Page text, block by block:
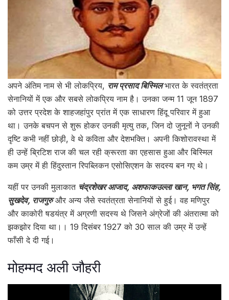
अपने अंतिम नाम से भी लोकप्रिय, राम प्रसाद बिस्मिलभारत के स्वतंत्रता
सेनानियों में एक और सबसे लोकप्रिय नाम है। उनका जन्म 11 जून 1897
को उत्तर प्रदेश के शाहजहांपुर प्रांत में एक साधारण हिंदू परिवार में हुआ
था। उनके बचपन से शुरू होकर उनकी मृत्यु तक, जिन दो जुनूनों ने उनकी
दृष्टि कभी नहीं छोड़ी, वे थे कविता और देशभक्ति। अपनी किशोरावस्था में
ही उन्हें ब्रिटिश राज की चल रही क्रूरता का एहसास हुआ और बिस्मिल
कम उम्र में ही हिंदुस्तान रिपब्लिकन एसोसिएशन के सदस्य बन गए थे।
यहीं पर उनकी मुलाकात चंद्रशेखर आजाद, अशफाकउल्ला खान, भगत सिंह,
सुखदेव, राजगुरुऔर अन्य जैसे स्वतंत्रता सेनानियों से हुई। वह मणिपुर
और काकोरी षडयंत्र में अग्रणी सदस्य थे जिसने अंग्रेजों की अंतरात्मा को
झकझोर दिया था।। 19 दिसंबर 1927 को 30 साल की उम्र में उन्हें
फाँसी दे दी गई।
मोहम्मद अली जौहरी